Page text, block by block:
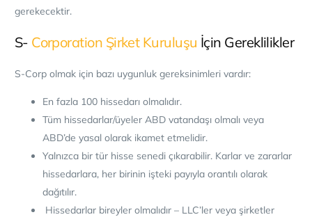
gerekecektir.
S- Corporation Şirket Kuruluşu İçin Gereklilikler
S-Corp olmak için bazı uygunluk gereksinimleri vardır:
En fazla 100 hissedarı olmalıdır.
Tüm hissedarlar/üyeler ABD vatandaşı olmalı veya
ABD’de yasal olarak ikamet etmelidir.
Yalnızca bir tür hisse senedi çıkarabilir. Karlar ve zararlar
hissedarlara, her birinin işteki payıyla orantılı olarak
dağıtılır.
Hissedarlar bireyler olmalıdır – LLC’ler veya şirketler